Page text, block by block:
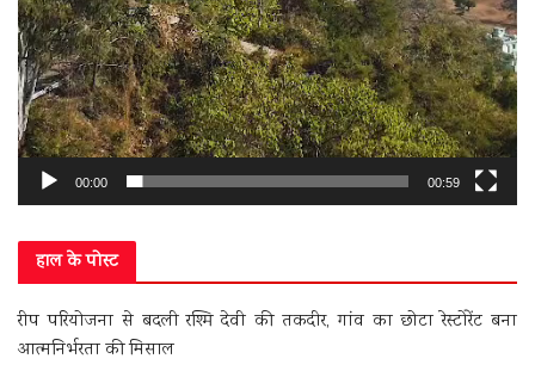
00:00 00:59
हाल के पोस्ट
रीप परियोजना से बदली रश्मि देवी की तकदीर, गांव का छोटा रेस्टोरेंट बना
आत्मनिर्भरता की मिसाल